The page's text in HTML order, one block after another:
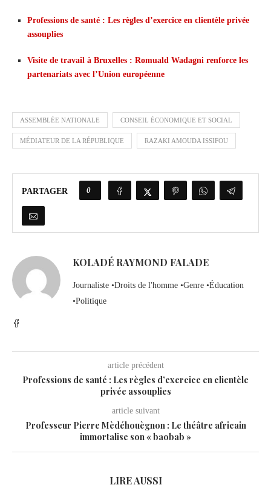
Professions de santé : Les règles d’exercice en clientèle privée
assouplies
Visite de travail à Bruxelles : Romuald Wadagni renforce les
partenariats avec l’Union européenne
ASSEMBLÉE NATIONALE CONSEIL ÉCONOMIQUE ET SOCIAL
MÉDIATEUR DE LA RÉPUBLIQUE RAZAKI AMOUDA ISSIFOU
PARTAGER 0
KOLADÉ RAYMOND FALADE
Journaliste •Droits de l'homme •Genre •Éducation
•Politique
article précédent
Professions de santé : Les règles d’exercice en clientèle
privée assouplies
article suivant
Professeur Pierre Mèdéhouègnon : Le théâtre africain
immortalise son « baobab »
LIRE AUSSI